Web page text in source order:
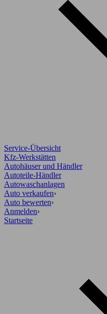
Service-Übersicht
Kfz-Werkstätten
Autohäuser und Händler
Autoteile-Händler
Autowaschanlagen
Auto verkaufen›
Auto bewerten›
Anmelden›
Startseite